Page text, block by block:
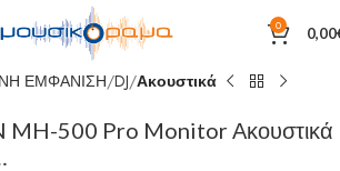
0 0,00
ΕΜΦΑΝΙΣΗ DJ Ακουστικά
MH-500 Pro Monitor Ακουστικά